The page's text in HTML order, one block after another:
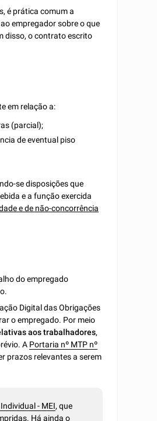
é prática comum a
empregador sobre o que
disso, o contrato escrito
em relação a:
(parcial);
de eventual piso
se disposições que
e a função exercida
e de não-concorrência
do empregado
Digital das Obrigações
o empregado. Por meio
aos trabalhadores,
A Portaria nº MTP nº
prazos relevantes a serem
- MEI, que
Há ainda o